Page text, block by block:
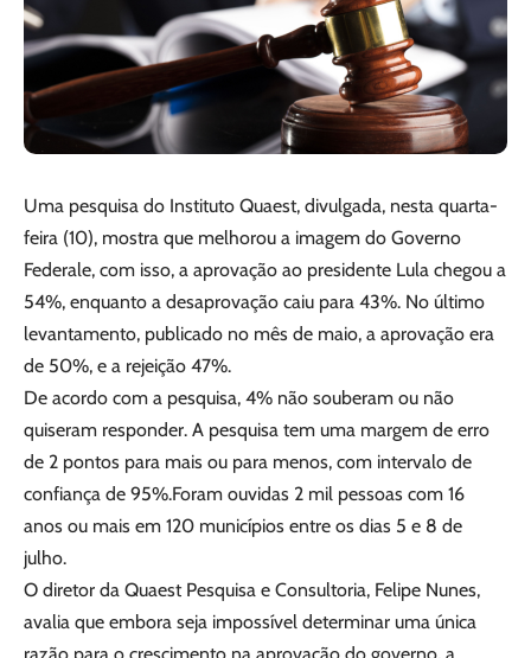
Uma pesquisa do Instituto Quaest, divulgada, nesta quarta-
feira (10), mostra que melhorou a imagem do Governo
Federale, com isso, a aprovação ao presidente Lula chegou a
54%, enquanto a desaprovação caiu para 43%. No último
levantamento, publicado no mês de maio, a aprovação era
de 50%, e a rejeição 47%.
De acordo com a pesquisa, 4% não souberam ou não
quiseram responder. A pesquisa tem uma margem de erro
de 2 pontos para mais ou para menos, com intervalo de
confiança de 95%.Foram ouvidas 2 mil pessoas com 16
anos ou mais em 120 municípios entre os dias 5 e 8 de
julho.
O diretor da Quaest Pesquisa e Consultoria, Felipe Nunes,
avalia que embora seja impossível determinar uma única
razão para o crescimento na aprovação do governo, a